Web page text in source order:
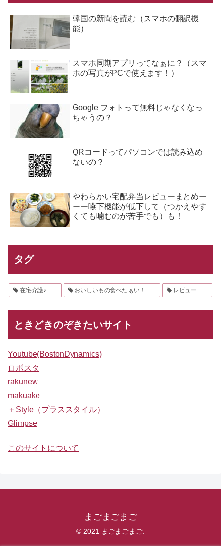
韓国の新聞を読む（スマホの翻訳機
能）
スマホ同期アプリってなぁに？（スマ
ホの写真がPCで使えます！）
Google フォトって無料じゃなくなっ
ちゃうの？
QRコードってパソコンでは読み込め
ないの？
やわらかい宅配弁当レビューまとめー
ーー嚥下機能が低下して（つかえやす
くても噛むのが苦手でも）も！
タグ
在宅介護♪ おいしいもの食べたぁい！ レビュー
ときどきのぞきたいサイト
Youtube(BostonDynamics)
ロボスタ
rakunew
makuake
＋Style（プラススタイル）
Glimpse
このサイトについて
まごまごまご
© 2021 まごまごまご.